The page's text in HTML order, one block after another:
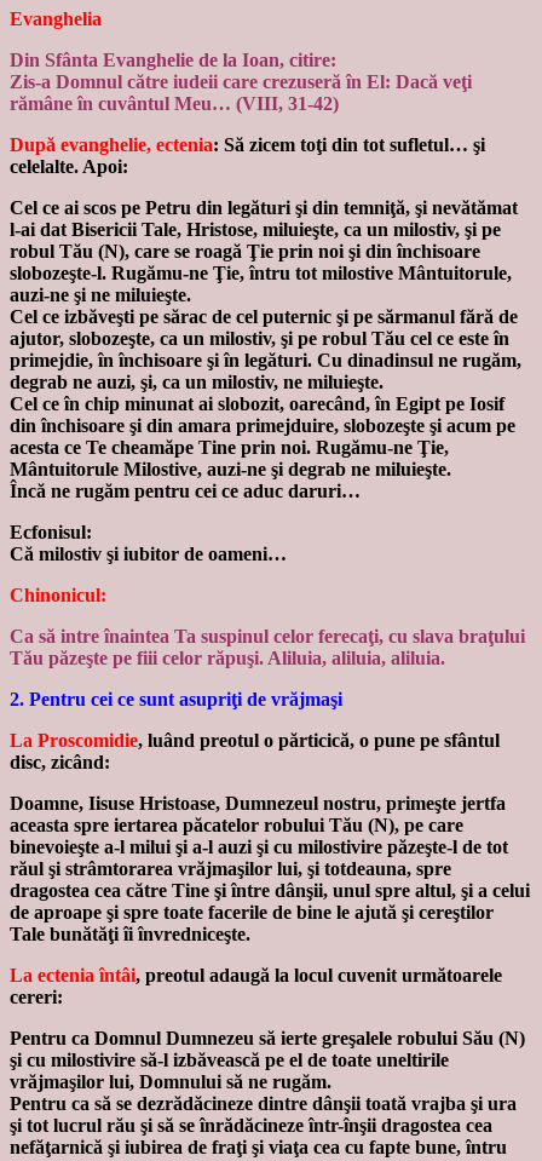
Evanghelia
Din Sfânta Evanghelie de la Ioan, citire:
Zis-a Domnul către iudeii care crezuseră în El: Dacă veţi
rămâne în cuvântul Meu… (VIII, 31-42)
După evanghelie, ectenia: Să zicem toţi din tot sufletul… şi
celelalte. Apoi:
Cel ce ai scos pe Petru din legături şi din temniţă, şi nevătămat
l-ai dat Bisericii Tale, Hristose, miluieşte, ca un milostiv, şi pe
robul Tău (N), care se roagă Ţie prin noi şi din închisoare
slobozeşte-l. Rugămu-ne Ţie, întru tot milostive Mântuitorule,
auzi-ne şi ne miluieşte.
Cel ce izbăveşti pe sărac de cel puternic şi pe sărmanul fără de
ajutor, slobozeşte, ca un milostiv, şi pe robul Tău cel ce este în
primejdie, în închisoare şi în legături. Cu dinadinsul ne rugăm,
degrab ne auzi, şi, ca un milostiv, ne miluieşte.
Cel ce în chip minunat ai slobozit, oarecând, în Egipt pe Iosif
din închisoare şi din amara primejduire, slobozeşte şi acum pe
acesta ce Te cheamăpe Tine prin noi. Rugămu-ne Ţie,
Mântuitorule Milostive, auzi-ne şi degrab ne miluieşte.
Încă ne rugăm pentru cei ce aduc daruri…
Ecfonisul:
Că milostiv şi iubitor de oameni…
Chinonicul:
Ca să intre înaintea Ta suspinul celor ferecaţi, cu slava braţului
Tău păzeşte pe fiii celor răpuşi. Aliluia, aliluia, aliluia.
2. Pentru cei ce sunt asupriţi de vrăjmaşi
La Proscomidie, luând preotul o părticică, o pune pe sfântul
disc, zicând:
Doamne, Iisuse Hristoase, Dumnezeul nostru, primeşte jertfa
aceasta spre iertarea păcatelor robului Tău (N), pe care
binevoieşte a-l milui şi a-l auzi şi cu milostivire păzeşte-l de tot
răul şi strâmtorarea vrăjmaşilor lui, şi totdeauna, spre
dragostea cea către Tine şi între dânşii, unul spre altul, şi a celui
de aproape şi spre toate facerile de bine le ajută şi cereştilor
Tale bunătăţi îi învredniceşte.
La ectenia întâi, preotul adaugă la locul cuvenit următoarele
cereri:
Pentru ca Domnul Dumnezeu să ierte greşalele robului Său (N)
şi cu milostivire să-l izbăvească pe el de toate uneltirile
vrăjmaşilor lui, Domnului să ne rugăm.
Pentru ca să se dezrădăcineze dintre dânşii toată vrajba şi ura
şi tot lucrul rău şi să se înrădăcineze într-înşii dragostea cea
nefăţarnică şi iubirea de fraţi şi viaţa cea cu fapte bune, întru